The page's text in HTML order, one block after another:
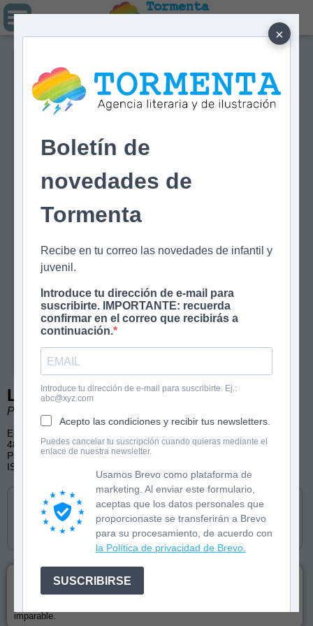
×
Boletín de
novedades de
Tormenta
Recibe en tu correo las novedades de infantil y
juvenil.
Introduce tu dirección de e-mail para
suscribirte. IMPORTANTE: recuerda
confirmar en el correo que recibirás a
continuación.
Introduce tu dirección de e-mail para suscribirte. Ej.:
abc@xyz.com
Acepto las condiciones y recibir tus newsletters.
Puedes cancelar tu suscripción cuando quieras mediante el
enlace de nuestra newsletter.
Usamos Brevo como plataforma de
marketing. Al enviar este formulario,
aceptas que los datos personales que
proporcionaste se transferirán a Brevo
para su procesamiento, de acuerdo con
la Política de privacidad de Brevo.
SUSCRIBIRSE
Tormenta
Lobo solo quería cantar
Pilar Serrano. Ilustraciones de Eugenia Ábalos.
Edad: 4+
48 páginas, a color
Publicado por Triqueta (Castellano y gallego)
ISBN: 9788418687938
La convivencia entre vecinos es complicada, más cuando uno de
imparable.